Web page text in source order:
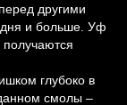
другими
дня и больше. Уф
глубоко в
смолы –